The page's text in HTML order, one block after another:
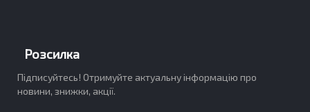
Розсилка
Підписуйтесь! Отримуйте актуальну інформацію про
новини, знижки, акції.